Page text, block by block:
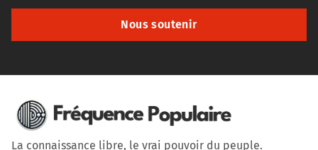
Nous soutenir
La connaissance libre, le vrai pouvoir du peuple.